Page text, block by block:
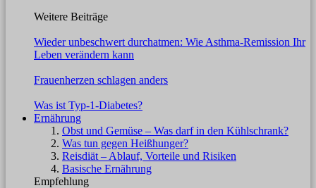
Weitere Beiträge
Wieder unbeschwert durchatmen: Wie Asthma-Remission Ihr
Leben verändern kann
Frauenherzen schlagen anders
Was ist Typ-1-Diabetes?
Ernährung
Obst und Gemüse – Was darf in den Kühlschrank?
Was tun gegen Heißhunger?
Reisdiät – Ablauf, Vorteile und Risiken
Basische Ernährung
Empfehlung